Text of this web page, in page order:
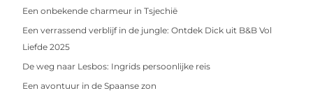
Een onbekende charmeur in Tsjechië
Een verrassend verblijf in de jungle: Ontdek Dick uit B&B Vol
Liefde 2025
De weg naar Lesbos: Ingrids persoonlijke reis
Een avontuur in de Spaanse zon